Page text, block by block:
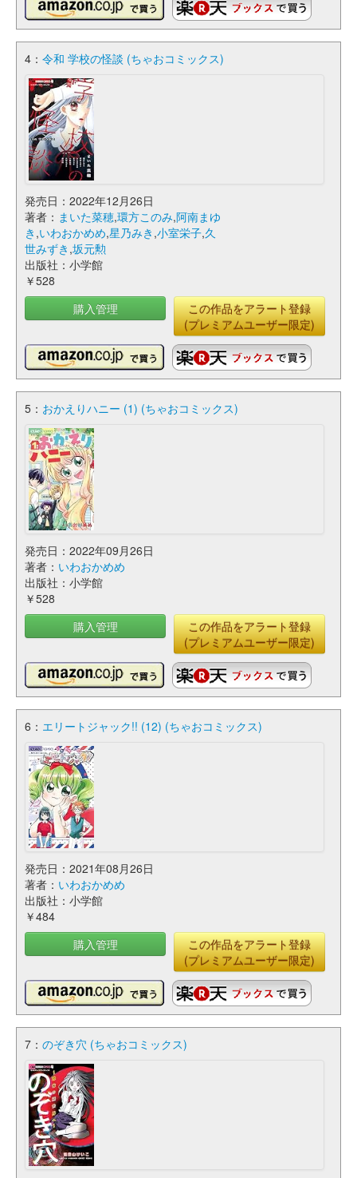
4： 令和 学校の怪談 (ちゃおコミックス)
発売日：2022年12月26日
著者： まいた菜穂,環方このみ,阿南まゆ
き ,いわおかめめ,星乃みき ,小室栄子,久
世みずき ,坂元勲
出版社：小学館
￥528
購入管理
この作品をアラート登録
(プレミアムユーザー限定)
5： おかえりハニー (1) (ちゃおコミックス)
発売日：2022年09月26日
著者： いわおかめめ
出版社：小学館
￥528
購入管理
この作品をアラート登録
(プレミアムユーザー限定)
6： エリートジャック!! (12) (ちゃおコミックス)
発売日：2021年08月26日
著者： いわおかめめ
出版社：小学館
￥484
購入管理
この作品をアラート登録
(プレミアムユーザー限定)
7： のぞき穴 (ちゃおコミックス)